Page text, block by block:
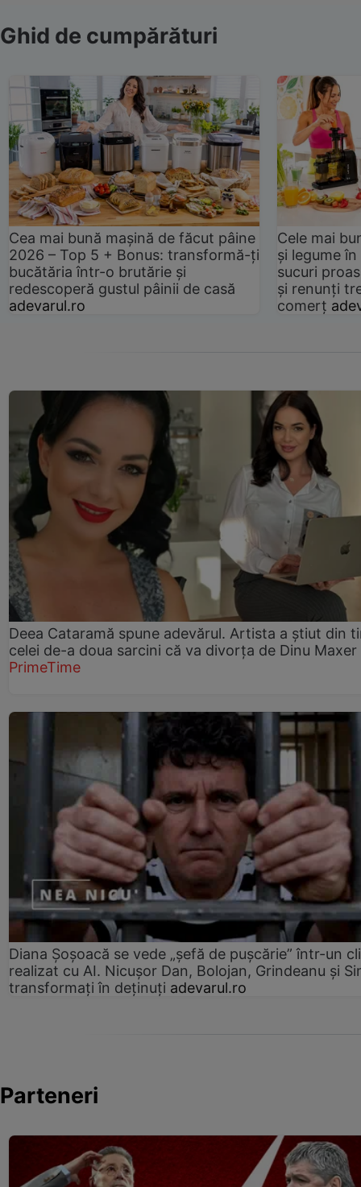
Ghid de cumpărături
Cea mai bună mașină de făcut pâine
2026 – Top 5 + Bonus: transformă-ți
bucătăria într-o brutărie și
redescoperă gustul pâinii de casă
adevarul.ro
Cele mai
și legume
sucuri
și renunți
comerț
Deea Cataramă spune adevărul. Artista a știut din
celei de-a doua sarcini că va divorța de Dinu Maxer
PrimeTime
Diana Șoșoacă se vede „șefă de pușcărie” într-un
realizat cu AI. Nicușor Dan, Bolojan, Grindeanu și
transformați în deținuți adevarul.ro
Parteneri